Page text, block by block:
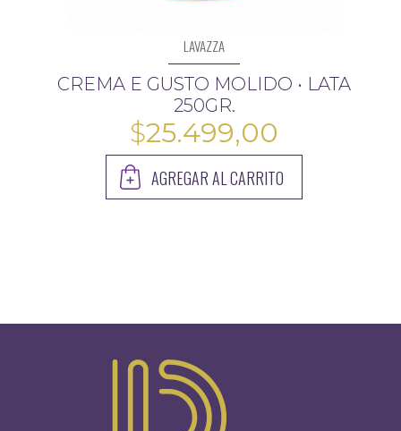
LAVAZZA
CREMA E GUSTO MOLIDO • LATA
250GR.
$25.499,00
AGREGAR AL CARRITO